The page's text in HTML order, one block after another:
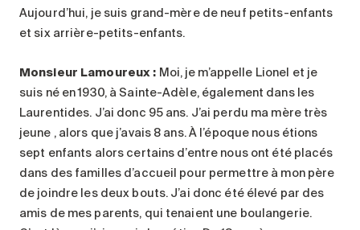
Aujourd’hui, je suis grand-mère de neuf petits-enfants
et six arrière-petits-enfants.
Monsieur Lamoureux : Moi, je m’appelle Lionel et je
suis né en 1930, à Sainte-Adèle, également dans les
Laurentides. J’ai donc 95 ans. J’ai perdu ma mère très
jeune , alors que j’avais 8 ans. À l’époque nous étions
sept enfants alors certains d’entre nous ont été placés
dans des familles d’accueil pour permettre à mon père
de joindre les deux bouts. J’ai donc été élevé par des
amis de mes parents, qui tenaient une boulangerie.